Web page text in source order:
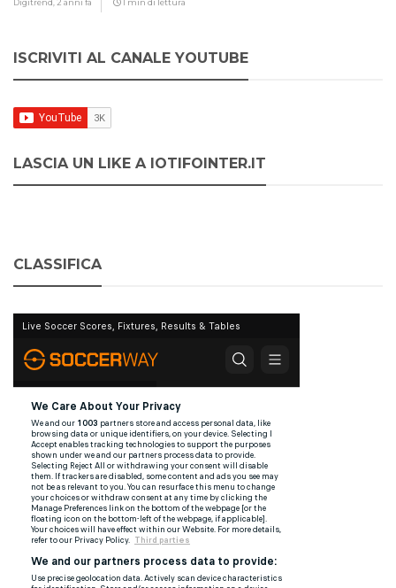
Digitrend, 2 anni fa 1 min di lettura
ISCRIVITI AL CANALE YOUTUBE
LASCIA UN LIKE A IOTIFOINTER.IT
CLASSIFICA